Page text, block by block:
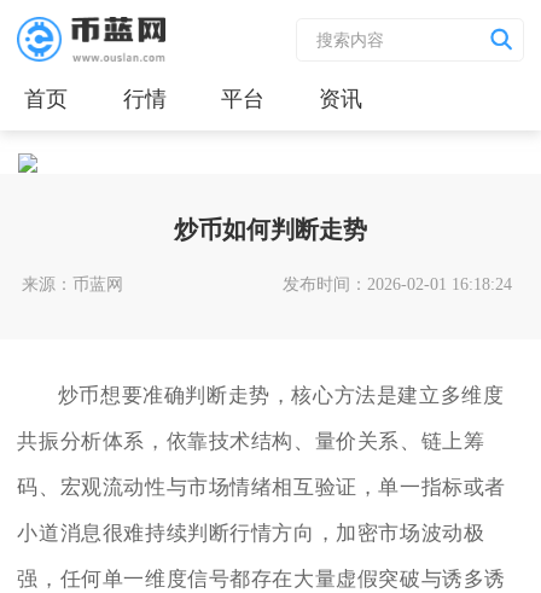
首页 行情 平台 资讯
炒币如何判断走势
来源：币蓝网 发布时间：2026-02-01 16:18:24
炒币想要准确判断走势，核心方法是建立多维度
共振分析体系，依靠技术结构、量价关系、链上筹
码、宏观流动性与市场情绪相互验证，单一指标或者
小道消息很难持续判断行情方向，加密市场波动极
强，任何单一维度信号都存在大量虚假突破与诱多诱